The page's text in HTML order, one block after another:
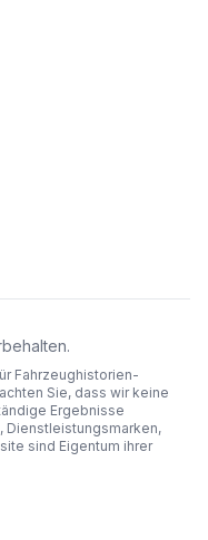
Fahrzeughistorien-
Sie, dass wir keine
Ergebnisse
Dienstleistungsmarken,
sind Eigentum ihrer